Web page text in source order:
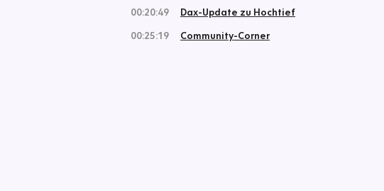
00:20:49
Dax-Update zu Hochtief
00:25:19
Community-Corner